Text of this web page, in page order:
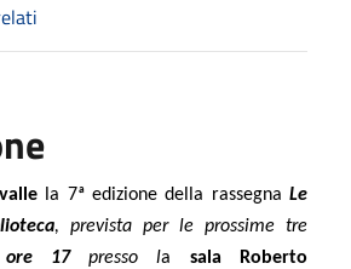
la 7ª edizione della rassegna Le
, prevista per le prossime tre
ore 17presso la sala Roberto